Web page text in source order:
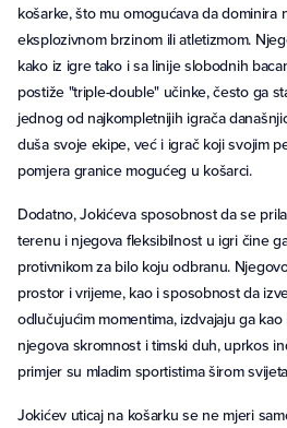
košarke, što mu omogućava da
eksplozivnom brzinom ili atletizmom.
kako iz igre tako i sa linije slobodnih
postiže "triple-double" učinke, često ga
jednog od najkompletnijih igrača
duša svoje ekipe, već i igrač koji svojim
pomjera granice mogućeg u košarci.
Dodatno, Jokićeva sposobnost da se
terenu i njegova fleksibilnost u igri čine
protivnikom za bilo koju odbranu.
prostor i vrijeme, kao i sposobnost da
odlučujućim momentima, izdvajaju ga
njegova skromnost i timski duh, uprkos
primjer su mladim sportistima širom
Jokićev uticaj na košarku se ne mjeri